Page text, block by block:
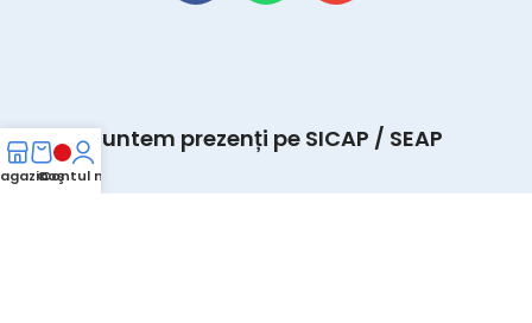
Suntem prezenți pe SICAP / SEAP
Coş
Contul meu